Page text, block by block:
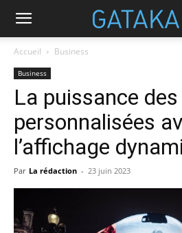
Accueil Business
Business
La puissance
personnalisées
l’affichage
Par La rédaction - 23 juin 2023